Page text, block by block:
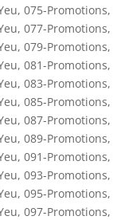
, 075-Promotions,
, 077-Promotions,
, 079-Promotions,
, 081-Promotions,
, 083-Promotions,
, 085-Promotions,
, 087-Promotions,
, 089-Promotions,
, 091-Promotions,
, 093-Promotions,
, 095-Promotions,
, 097-Promotions,